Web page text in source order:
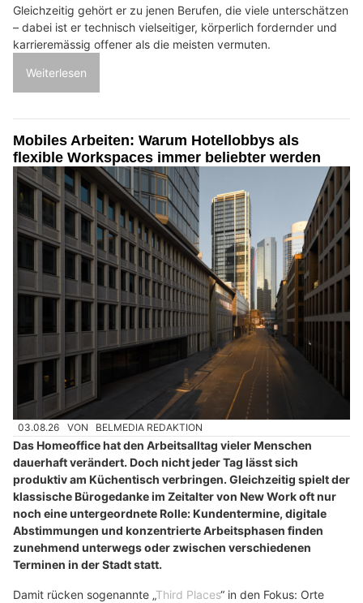
Gleichzeitig gehört er zu jenen Berufen, die viele unterschätzen
– dabei ist er technisch vielseitiger, körperlich fordernder und
karrieremässig offener als die meisten vermuten.
Weiterlesen
Mobiles Arbeiten: Warum Hotellobbys als
flexible Workspaces immer beliebter werden
03.08.26 VON BELMEDIA REDAKTION
Das Homeoffice hat den Arbeitsalltag vieler Menschen
dauerhaft verändert. Doch nicht jeder Tag lässt sich
produktiv am Küchentisch verbringen. Gleichzeitig spielt der
klassische Bürogedanke im Zeitalter von New Work oft nur
noch eine untergeordnete Rolle: Kundentermine, digitale
Abstimmungen und konzentrierte Arbeitsphasen finden
zunehmend unterwegs oder zwischen verschiedenen
Terminen in der Stadt statt.
Damit rücken sogenannte „Third Places“ in den Fokus: Orte